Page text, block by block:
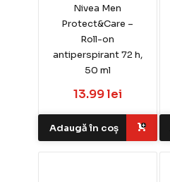
Nivea Men
Protect&Care –
Roll-on
antiperspirant 72 h,
50 ml
13.99 lei
Adaugă în coș